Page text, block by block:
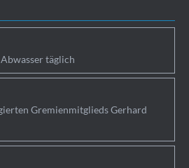
täglich
Gremienmitglieds Gerhard